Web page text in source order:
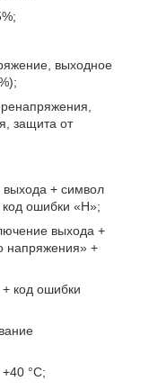
выходное
защита от
+ символ
ошибки «H»;
выхода +
напряжения» +
код ошибки
°C;